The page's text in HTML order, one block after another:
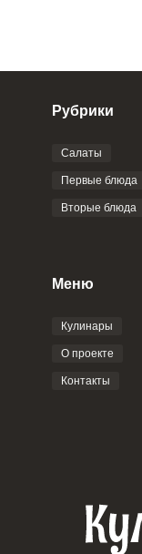
Фото до 4 шт,
Отправляя
соглашением
Рубрики
Салаты
Первые блюда
Вторые блюда
Меню
Кулинары
О проекте
Контакты